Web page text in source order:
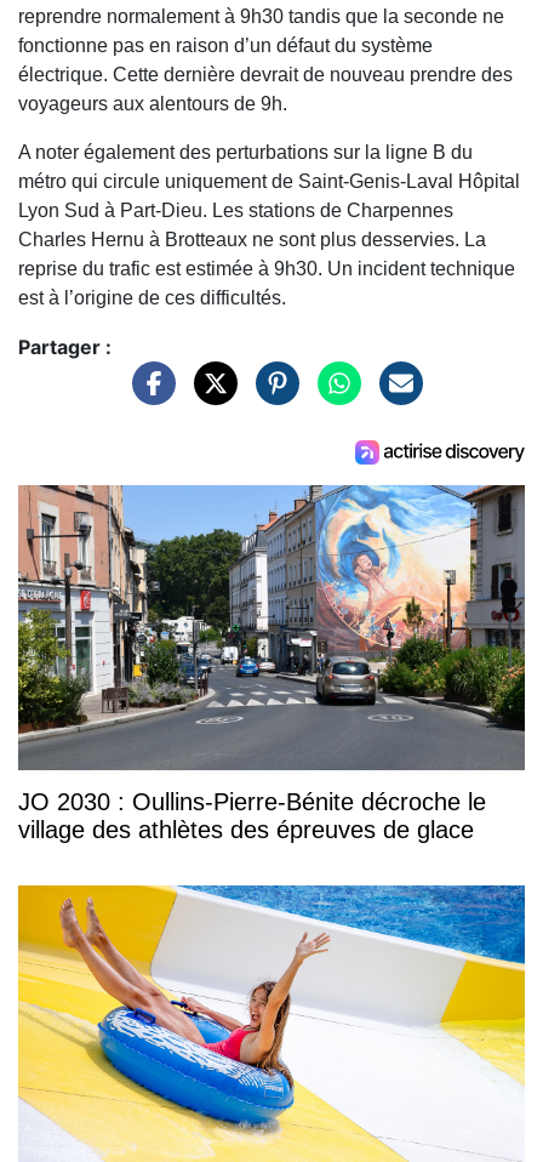
reprendre normalement à 9h30 tandis que la seconde ne
fonctionne pas en raison d’un défaut du système
électrique. Cette dernière devrait de nouveau prendre des
voyageurs aux alentours de 9h.
A noter également des perturbations sur la ligne B du
métro qui circule uniquement de Saint-Genis-Laval Hôpital
Lyon Sud à Part-Dieu. Les stations de Charpennes
Charles Hernu à Brotteaux ne sont plus desservies. La
reprise du trafic est estimée à 9h30. Un incident technique
est à l’origine de ces difficultés.
Partager :
JO 2030 : Oullins-Pierre-Bénite décroche le
village des athlètes des épreuves de glace